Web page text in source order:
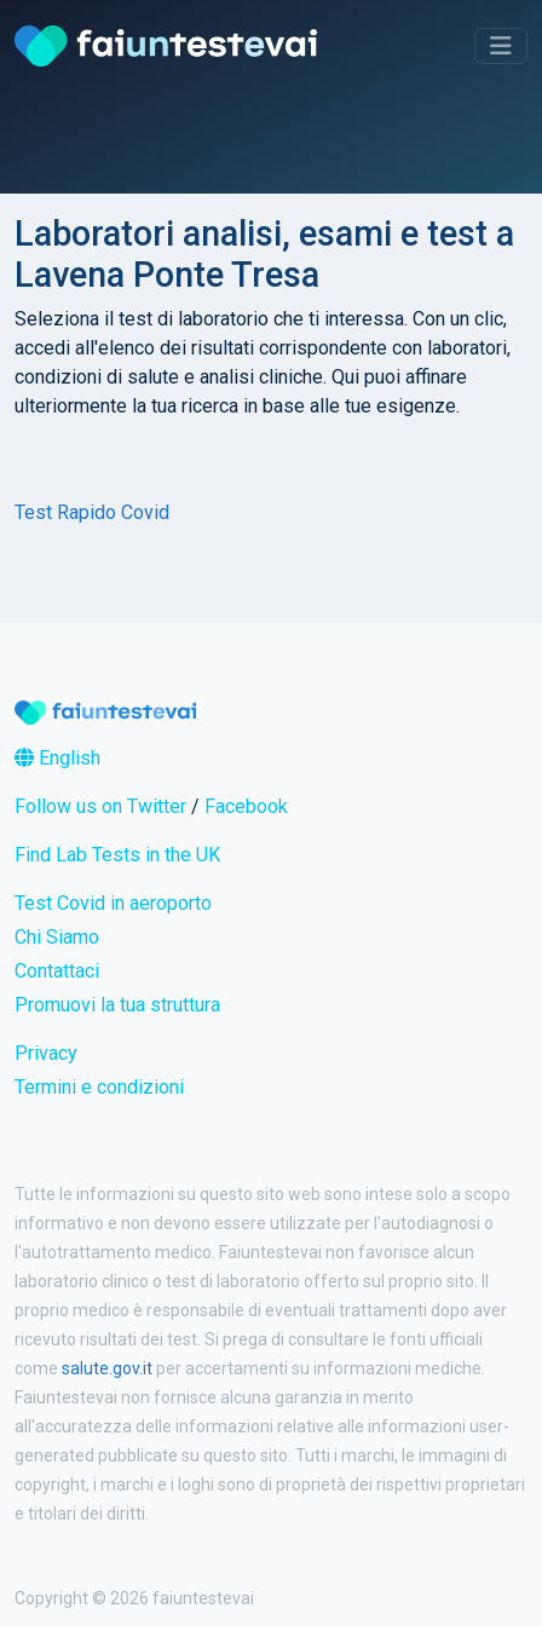
Laboratori analisi, esami e test a
Lavena Ponte Tresa
Seleziona il test di laboratorio che ti interessa. Con un clic,
accedi all'elenco dei risultati corrispondente con laboratori,
condizioni di salute e analisi cliniche. Qui puoi affinare
ulteriormente la tua ricerca in base alle tue esigenze.
Test Rapido Covid
English
Follow us on Twitter / Facebook
Find Lab Tests in the UK
Test Covid in aeroporto
Chi Siamo
Contattaci
Promuovi la tua struttura
Privacy
Termini e condizioni
Tutte le informazioni su questo sito web sono intese solo a scopo
informativo e non devono essere utilizzate per l'autodiagnosi o
l'autotrattamento medico. Faiuntestevai non favorisce alcun
laboratorio clinico o test di laboratorio offerto sul proprio sito. Il
proprio medico è responsabile di eventuali trattamenti dopo aver
ricevuto risultati dei test. Si prega di consultare le fonti ufficiali
come salute.gov.it per accertamenti su informazioni mediche.
Faiuntestevai non fornisce alcuna garanzia in merito
all'accuratezza delle informazioni relative alle informazioni user-
generated pubblicate su questo sito. Tutti i marchi, le immagini di
copyright, i marchi e i loghi sono di proprietà dei rispettivi proprietari
e titolari dei diritti.
Copyright © 2026 faiuntestevai